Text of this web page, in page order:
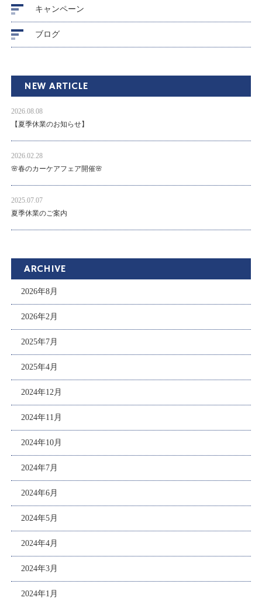
キャンペーン
ブログ
NEW ARTICLE
2026.08.08
【夏季休業のお知らせ】
2026.02.28
🌸春のカーケアフェア開催🌸
2025.07.07
夏季休業のご案内
ARCHIVE
2026年8月
2026年2月
2025年7月
2025年4月
2024年12月
2024年11月
2024年10月
2024年7月
2024年6月
2024年5月
2024年4月
2024年3月
2024年1月